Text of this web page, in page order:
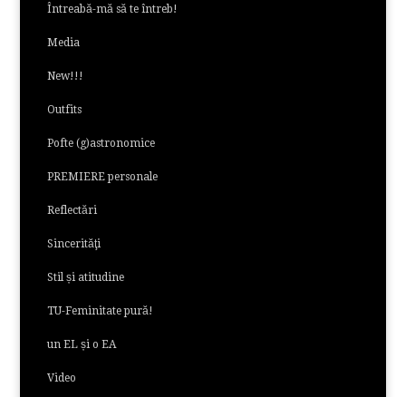
Întreabă-mă să te întreb!
Media
New!!!
Outfits
Pofte (g)astronomice
PREMIERE personale
Reflectări
Sincerităţi
Stil și atitudine
TU-Feminitate pură!
un EL și o EA
Video